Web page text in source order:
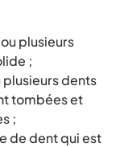
plusieurs
;
plusieurs dents
tombées et
;
de dent qui est